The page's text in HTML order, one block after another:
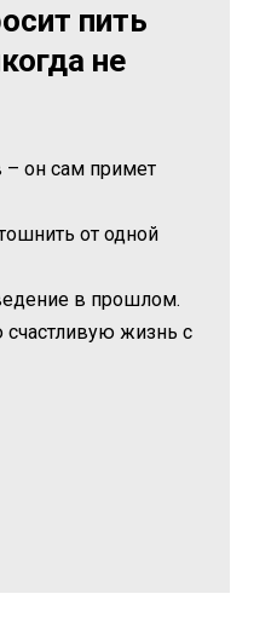
пить
не
– он сам примет
от одной
в прошлом.
счастливую жизнь с